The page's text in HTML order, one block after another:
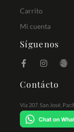
Carrito
Mi cuenta
Síguenos
Contácto
Vía 207, San José,